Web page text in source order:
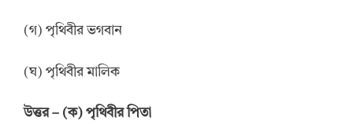
(গ) পৃথিবীর ভগবান
(ঘ) পৃথিবীর মালিক
উত্তর– (ক) পৃথিবীর পিতা